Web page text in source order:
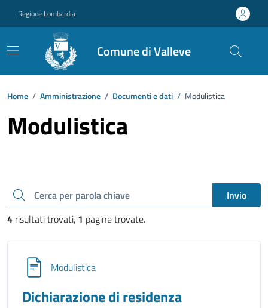
Regione Lombardia
Comune di Valleve
Home / Amministrazione / Documenti e dati / Modulistica
Modulistica
Cerca una parola chiave
Invio
4 risultati trovati, 1 pagine trovate.
Modulistica
Dichiarazione di residenza